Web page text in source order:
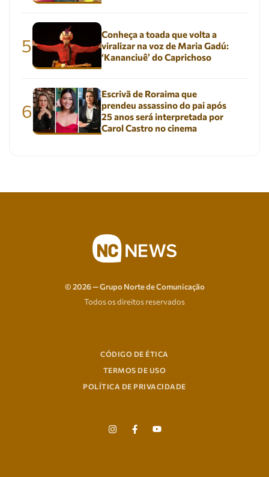
5
Conheça a toada que volta a
viralizar na voz de Maria Gadú:
‘Kananciuê’ do Caprichoso
6
Escrivã de Roraima que
prendeu assassino do pai após
25 anos será interpretada por
Carol Castro no cinema
© 2026 — Grupo Norte de Comunicação
Todos os direitos reservados
CÓDIGO DE ÉTICA
TERMOS DE USO
POLÍTICA DE PRIVACIDADE